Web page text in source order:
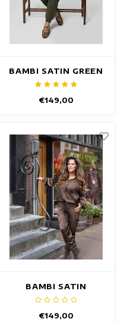
BAMBI SATIN GREEN
TOP
€149,00
BAMBI SATIN
BROWN TOP
€149,00